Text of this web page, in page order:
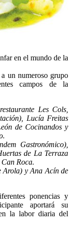
en el mundo de la
un numeroso grupo
campos de la
Les Cols,
Lucía Freitas
de Cocinandos y
Gastronómico),
de La Terraza
Roca.
Arola) y Ana Acín de
ponencias y
aportará su
la labor diaria del